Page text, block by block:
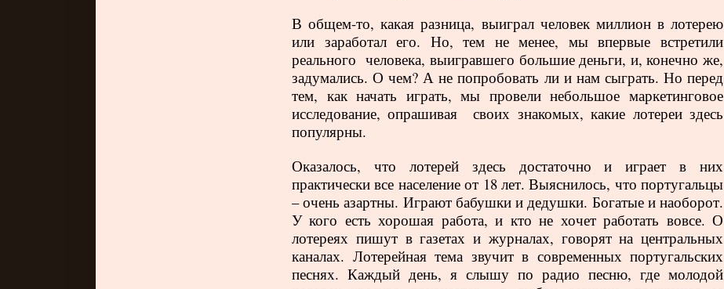
В общем-то, какая разница, выиграл человек миллион в лотерею
или заработал его. Но, тем не менее, мы впервые встретили
реального человека, выигравшего большие деньги, и, конечно же,
задумались. О чем? А не попробовать ли и нам сыграть. Но перед
тем, как начать играть, мы провели небольшое маркетинговое
исследование, опрашивая
своих знакомых, какие лотереи здесь
популярны.
Оказалось, что лотерей здесь достаточно и играет в них
практически все население от 18 лет. Выяснилось, что португальцы
– очень азартны. Играют бабушки и дедушки. Богатые и наоборот.
У кого есть хорошая работа, и кто не хочет работать вовсе. О
лотереях пишут в газетах и журналах, говорят на центральных
каналах. Лотерейная тема звучит в современных португальских
песнях. Каждый день, я слышу по радио песню, где молодой